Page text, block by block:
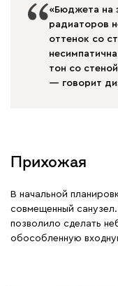
«Бюджета на
радиаторов
оттенок со
тон со
— говорит
Прихожая
В начальной
совмещенный
позволило сделать
обособленную